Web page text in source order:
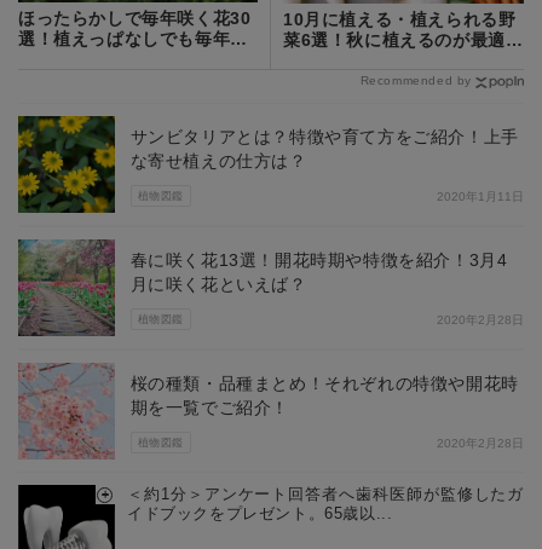
ほったらかしで毎年咲く花30
選！植えっぱなしでも毎年開
10月に植える・植えられる野
菜6選！秋に植えるのが最適な
Recommended by
植物図鑑
サンビタリアとは？特徴や育て方をご紹介！上手
な寄せ植えの仕方は？
2020年1月11日
植物図鑑
春に咲く花13選！開花時期や特徴を紹介！3月4
月に咲く花といえば？
2020年2月28日
植物図鑑
桜の種類・品種まとめ！それぞれの特徴や開花時
期を一覧でご紹介！
2020年2月28日
＜約1分＞アンケート回答者へ歯科医師が監修したガ
イドブックをプレゼント。65歳以...